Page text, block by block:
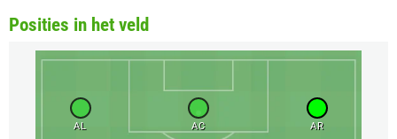
Posities in het veld
AL AC AR